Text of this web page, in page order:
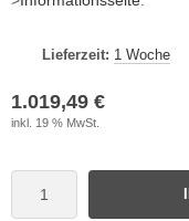
Lieferzeit: 1 Woche
1.019,49 €
inkl. 19 % MwSt.